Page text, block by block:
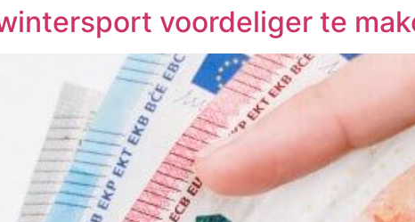
voordeliger te